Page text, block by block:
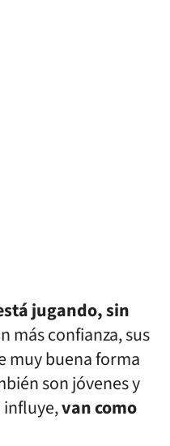
jugando, sin
más confianza, sus
muy buena forma
son jóvenes y
van como